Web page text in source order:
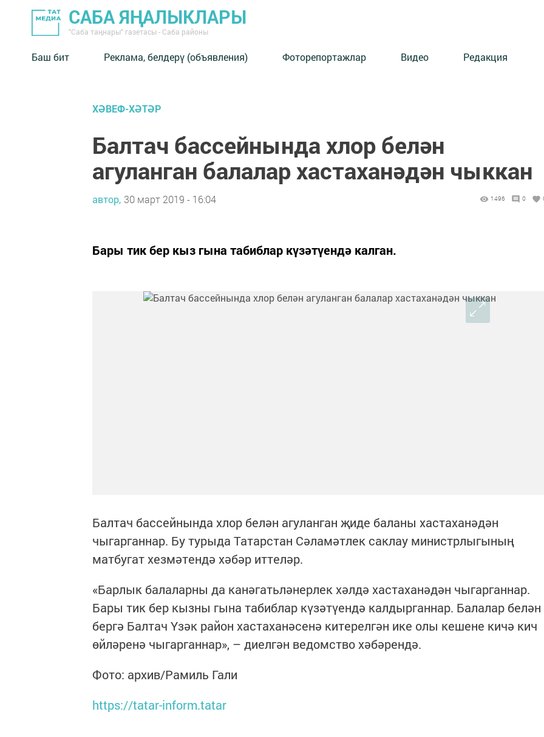
САБА ЯҢАЛЫКЛАРЫ
"Саба таңнары" газетасы - Саба районы
Баш бит Реклама, белдерү (объявления) Фоторепортажлар Видео Редакция
ХӘВЕФ-ХӘТӘР
Балтач бассейнында хлор белән
агуланган балалар хастаханәдән чыккан
автор, 30 март 2019 - 16:04 1496 0
Бары тик бер кыз гына табиблар күзәтүендә калган.
Балтач бассейнында хлор белән агуланган җиде баланы хастаханәдән
чыгарганнар. Бу турыда Татарстан Сәламәтлек саклау министрлыгының
матбугат хезмәтендә хәбәр иттеләр.
«Барлык балаларны да канәгатьләнерлек хәлдә хастаханәдән чыгарганнар.
Бары тик бер кызны гына табиблар күзәтүендә калдырганнар. Балалар белән
бергә Балтач Үзәк район хастаханәсенә китерелгән ике олы кешене кичә кич
өйләренә чыгарганнар», – диелгән ведомство хәбәрендә.
Фото: архив/Рамиль Гали
https://tatar-inform.tatar